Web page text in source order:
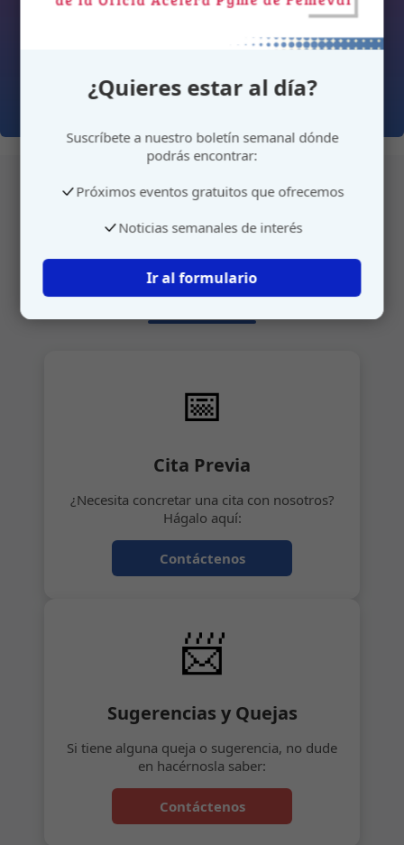
Atención personalizada
Gestione su cita o envíenos sus sugerencias de
manera rápida y sencilla.
📅
Cita Previa
¿Necesita concretar una cita con nosotros?
Hágalo aquí:
Contáctenos
📨
Sugerencias y Quejas
Si tiene alguna queja o sugerencia, no dude
en hacérnosla saber:
Contáctenos
¿Quieres estar al día?
Suscríbete a nuestro boletín semanal dónde
podrás encontrar:
Próximos eventos gratuitos que ofrecemos
Noticias semanales de interés
Ir al formulario